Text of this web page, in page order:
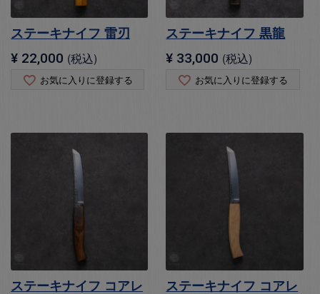
ステーキナイフ 雷刃
¥ 22,000 税込
お気に入りに登録する
ステーキナイフ 黒龍
¥ 33,000 税込
お気に入りに登録する
ステーキナイフ コアレ
ステーキナイフ コアレ